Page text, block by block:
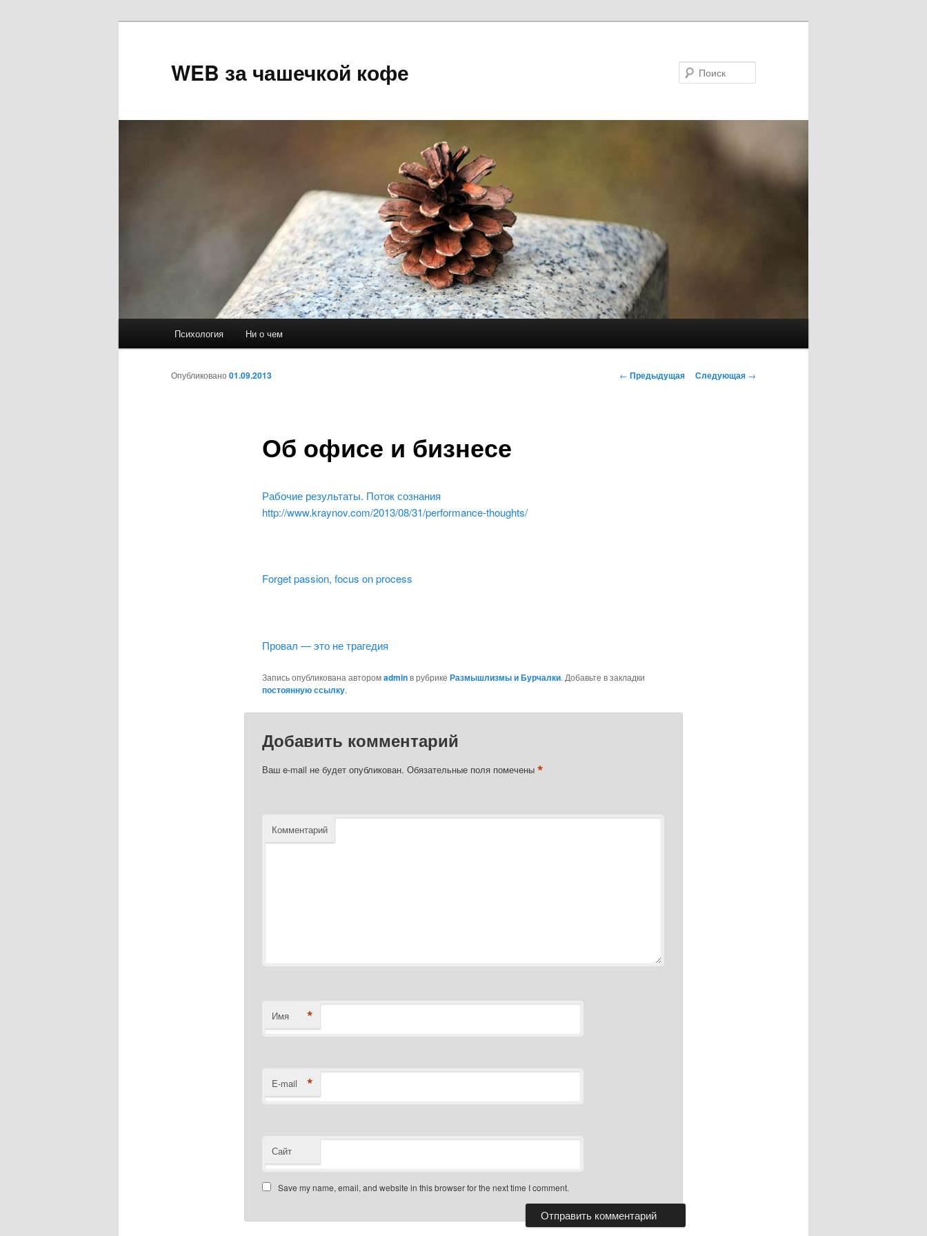
WEB за чашечкой кофе
Психология Ни о чем
Навигация
← Предыдущая Следующая →
Об офисе и бизнесе
Опубликовано 01.09.2013
Рабочие результаты. Поток сознания
http://www.kraynov.com/2013/08/31/performance-thoughts/
Forget passion, focus on process
Провал — это не трагедия
Запись опубликована авторомadminв рубрике Размышлизмы и Бурчалки. Добавьте в закладки
постоянную ссылку.
Добавить комментарий
Ваш e-mail не будет опубликован. Обязательные поля помечены *
Комментарий
Имя *
E-mail *
Сайт
Save my name, email, and website in this browser for the next time I comment.